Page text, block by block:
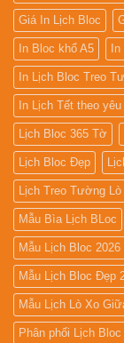
Giá In Lịch Bloc
In Bloc khổ A5
In Lịch Bloc Treo
In Lịch Tết theo
Lịch Bloc 365 Tờ
Lịch Bloc Đẹp
Lịch Treo Tường
Mẫu Bìa Lịch BLoc
Mẫu Lịch Bloc 2026
Mẫu Lịch Bloc Đẹp
Mẫu Lịch Lò Xo
Phân phối Lịch